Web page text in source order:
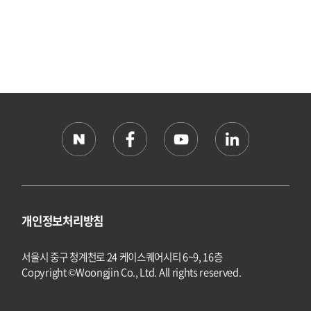
개인정보처리방침
서울시 중구 청계천로 24 케이스퀘어시티 6~9, 16층
Copyright ©Woongjin Co., Ltd. All rights reserved.